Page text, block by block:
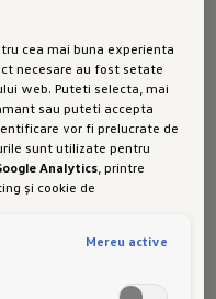
pentru și mai
noul T-Roc
de asistență la
cea mai buna experienta
necesare au fost setate
web. Puteti selecta, mai
sau puteti accepta
vor fi prelucrate de
sunt utilizate pentru
Analytics, printre
și cookie de
Prin urmare, nu poate
interferenta cu
Mereu active